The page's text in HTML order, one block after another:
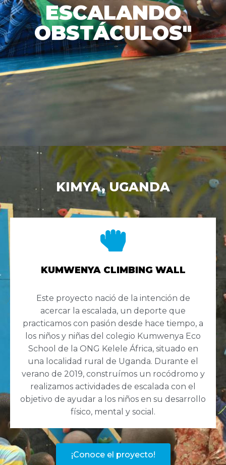
ESCALANDO
OBSTÁCULOS"
KIMYA, UGANDA
KUMWENYA CLIMBING WALL
Este proyecto nació de la intención de
acercar la escalada, un deporte que
practicamos con pasión desde hace tiempo, a
los niños y niñas del colegio Kumwenya Eco
School de la ONG Kelele África, situado en
una localidad rural de Uganda. Durante el
verano de 2019, construímos un rocódromo y
realizamos actividades de escalada con el
objetivo de ayudar a los niños en su desarrollo
físico, mental y social.
¡Conoce el proyecto!